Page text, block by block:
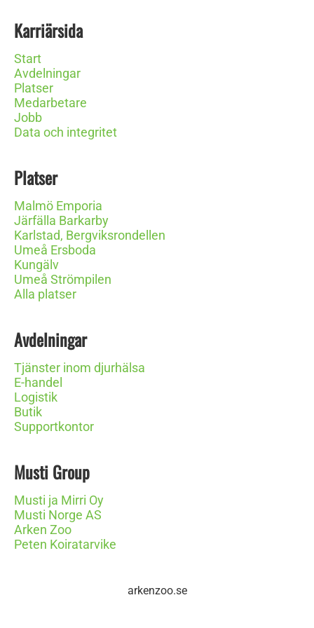
Karriärsida
Start
Avdelningar
Platser
Medarbetare
Jobb
Data och integritet
Platser
Malmö Emporia
Järfälla Barkarby
Karlstad, Bergviksrondellen
Umeå Ersboda
Kungälv
Umeå Strömpilen
Alla platser
Avdelningar
Tjänster inom djurhälsa
E-handel
Logistik
Butik
Supportkontor
Musti Group
Musti ja Mirri Oy
Musti Norge AS
Arken Zoo
Peten Koiratarvike
arkenzoo.se